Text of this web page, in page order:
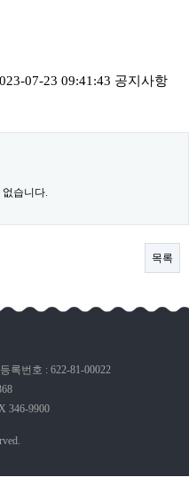
07-23 09:41:43 공지사항
습니다.
목록
록번호 : 622-81-00022
346-9900